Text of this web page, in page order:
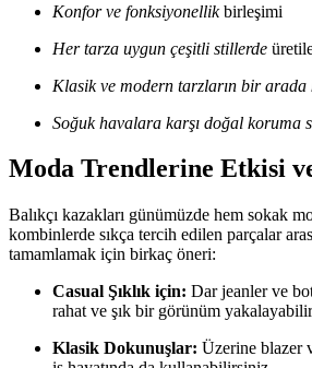
Konfor ve fonksiyonellikbirleşimi
Her tarza uygun çeşitli stillerde
Klasik ve modern tarzların bir arada
Soğuk havalara karşı doğal koruma
Moda Trendlerine Etkisi
Balıkçı kazakları günümüzde hem sokak
kombinlerde sıkça tercih edilen parçalar
tamamlamak için birkaç öneri:
Casual Şıklık için: Dar jeanler ve
rahat ve şık bir görünüm
Klasik Dokunuşlar: Üzerine blazer